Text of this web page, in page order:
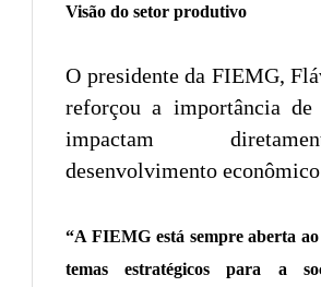
Visão do setor produtivo
O presidente da FIEMG,
reforçou a importância de
impactam
desenvolvimento
“A FIEMG está sempre aberta
temas estratégicos para a